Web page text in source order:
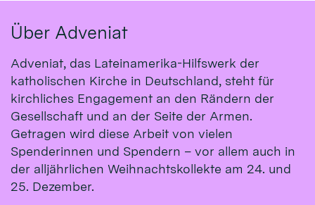
Über Adveniat
Adveniat, das Lateinamerika-Hilfswerk der
katholischen Kirche in Deutschland, steht für
kirchliches Engagement an den Rändern der
Gesellschaft und an der Seite der Armen.
Getragen wird diese Arbeit von vielen
Spenderinnen und Spendern – vor allem auch in
der alljährlichen Weihnachtskollekte am 24. und
25. Dezember.